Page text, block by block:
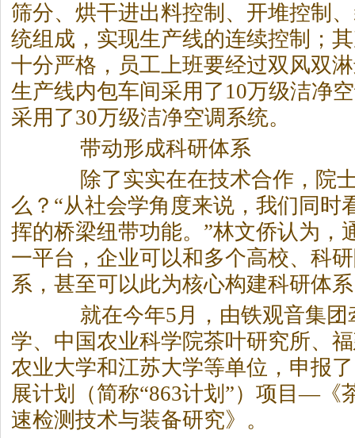
筛分、烘干进出料控制、开堆控制
统组成，实现生产线的连续控制；
十分严格，员工上班要经过双风双
生产线内包车间采用了10万级洁净
采用了30万级洁净空调系统。
带动形成科研体系
除了实实在在技术合作，院士
么？“从社会学角度来说，我们同时
挥的桥梁纽带功能。”林文侨认为，
一平台，企业可以和多个高校、科
系，甚至可以此为核心构建科研体
就在今年5月，由铁观音集团
学、中国农业科学院茶叶研究所、
农业大学和江苏大学等单位，申报
展计划（简称“863计划”）项目—《
速检测技术与装备研究》。